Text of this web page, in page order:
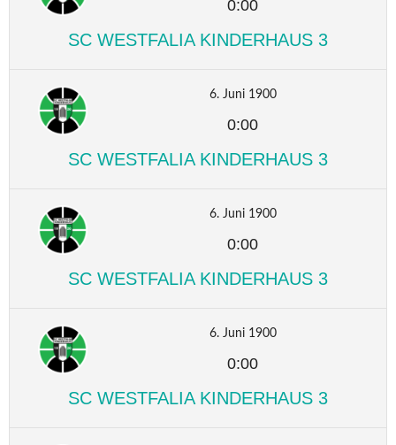
0:00
SC WESTFALIA KINDERHAUS 3
6. Juni 1900
0:00
SC WESTFALIA KINDERHAUS 3
6. Juni 1900
0:00
SC WESTFALIA KINDERHAUS 3
6. Juni 1900
0:00
SC WESTFALIA KINDERHAUS 3